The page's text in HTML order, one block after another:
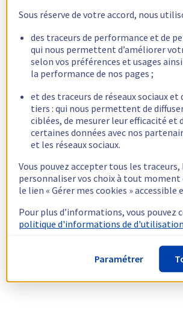
Sous réserve de votre accord, nous
des traceurs de performance et de
qui nous permettent d’améliorer
selon vos préférences et usages
la performance de nos pages ;
et des traceurs de réseaux sociaux
tiers : qui nous permettent de
ciblées, de mesurer leur efficacité et
certaines données avec nos
et les réseaux sociaux.
Vous pouvez accepter tous les traceurs,
personnaliser vos choix à tout moment
le lien « Gérer mes cookies » accessible
Pour plus d’informations, vous pouvez
politique d'informations de d'utilisation
Paramétrer